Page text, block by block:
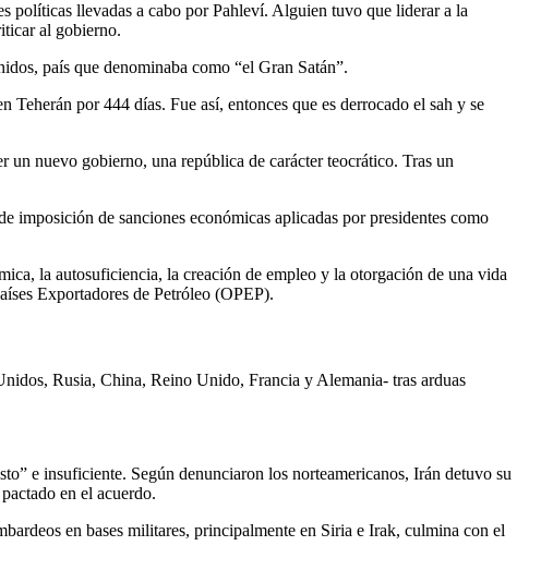
políticas llevadas a cabo por Pahleví. Alguien tuvo que liderar a la
al gobierno.
país que denominaba como “el Gran Satán”.
por 444 días. Fue así, entonces que es derrocado el sah y se
un nuevo gobierno, una república de carácter teocrático. Tras un
imposición de sanciones económicas aplicadas por presidentes como
la autosuficiencia, la creación de empleo y la otorgación de una vida
Exportadores de Petróleo (OPEP).
Rusia, China, Reino Unido, Francia y Alemania- tras arduas
e insuficiente. Según denunciaron los norteamericanos, Irán detuvo su
en el acuerdo.
en bases militares, principalmente en Siria e Irak, culmina con el